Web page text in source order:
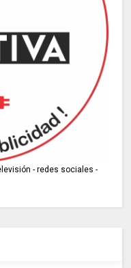
- redes sociales -